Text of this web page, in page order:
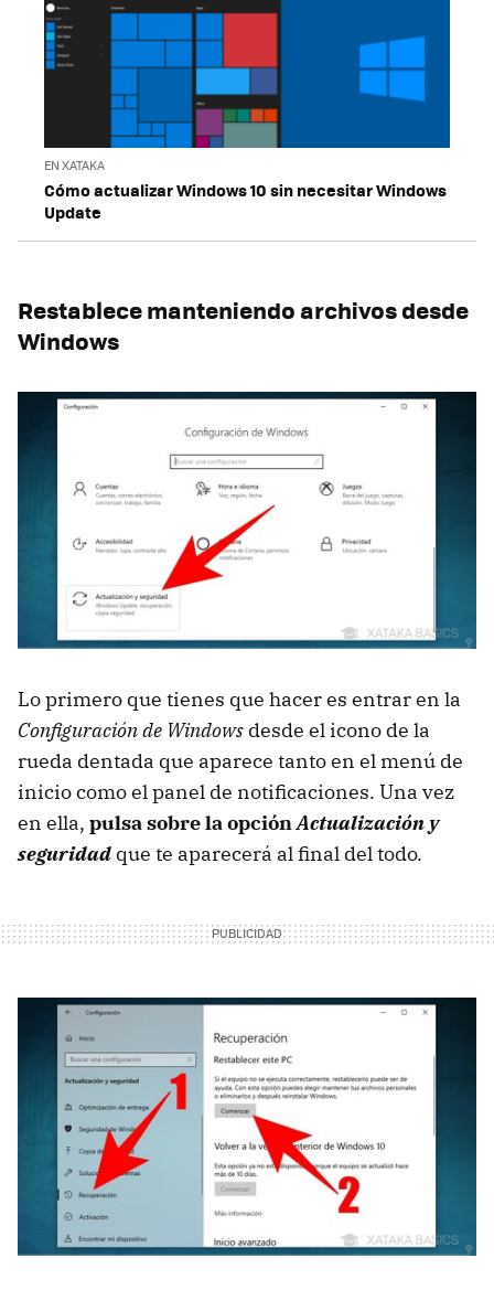
EN XATAKA
Cómo actualizar Windows 10 sin necesitar Windows
Update
Restablece manteniendo archivos desde
Windows
Lo primero que tienes que hacer es entrar en la
Configuración de Windows desde el icono de la
rueda dentada que aparece tanto en el menú de
inicio como el panel de notificaciones. Una vez
en ella, pulsa sobre la opciónActualización y
seguridad que te aparecerá al final del todo.